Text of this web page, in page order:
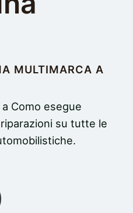
MULTIMARCA A
Como esegue
su tutte le